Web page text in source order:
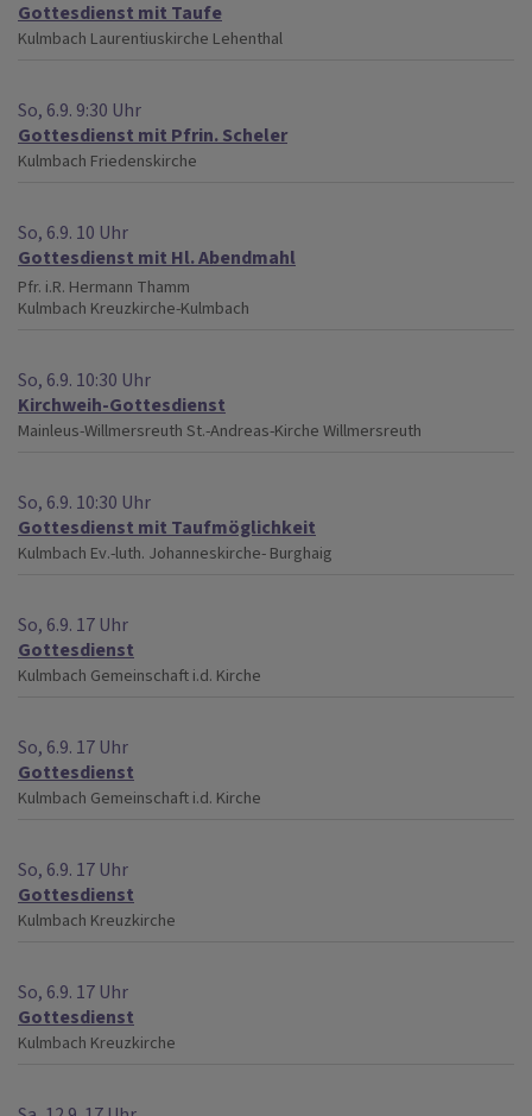
Gottesdienst mit Taufe
Kulmbach Laurentiuskirche Lehenthal
So, 6.9. 9:30 Uhr
Gottesdienst mit Pfrin. Scheler
Kulmbach Friedenskirche
So, 6.9. 10 Uhr
Gottesdienst mit Hl. Abendmahl
Pfr. i.R. Hermann Thamm
Kulmbach Kreuzkirche-Kulmbach
So, 6.9. 10:30 Uhr
Kirchweih-Gottesdienst
Mainleus-Willmersreuth St.-Andreas-Kirche Willmersreuth
So, 6.9. 10:30 Uhr
Gottesdienst mit Taufmöglichkeit
Kulmbach Ev.-luth. Johanneskirche- Burghaig
So, 6.9. 17 Uhr
Gottesdienst
Kulmbach Gemeinschaft i.d. Kirche
So, 6.9. 17 Uhr
Gottesdienst
Kulmbach Gemeinschaft i.d. Kirche
So, 6.9. 17 Uhr
Gottesdienst
Kulmbach Kreuzkirche
So, 6.9. 17 Uhr
Gottesdienst
Kulmbach Kreuzkirche